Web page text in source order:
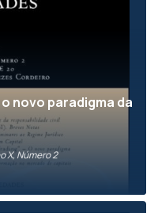
novo paradigma da
X, Número 2